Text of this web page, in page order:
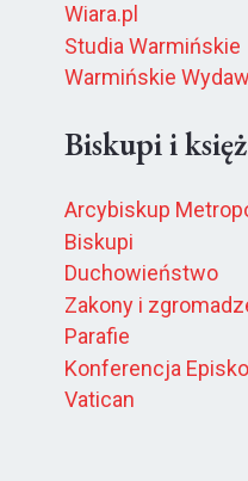
Wiara.pl
Studia Warmińskie
Warmińskie
Biskupi i
Arcybiskup
Biskupi
Duchowieństwo
Zakony i
Parafie
Konferencja
Vatican